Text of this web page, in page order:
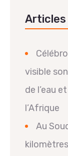
Articles
visible
de l’eau
l’Afrique
Au